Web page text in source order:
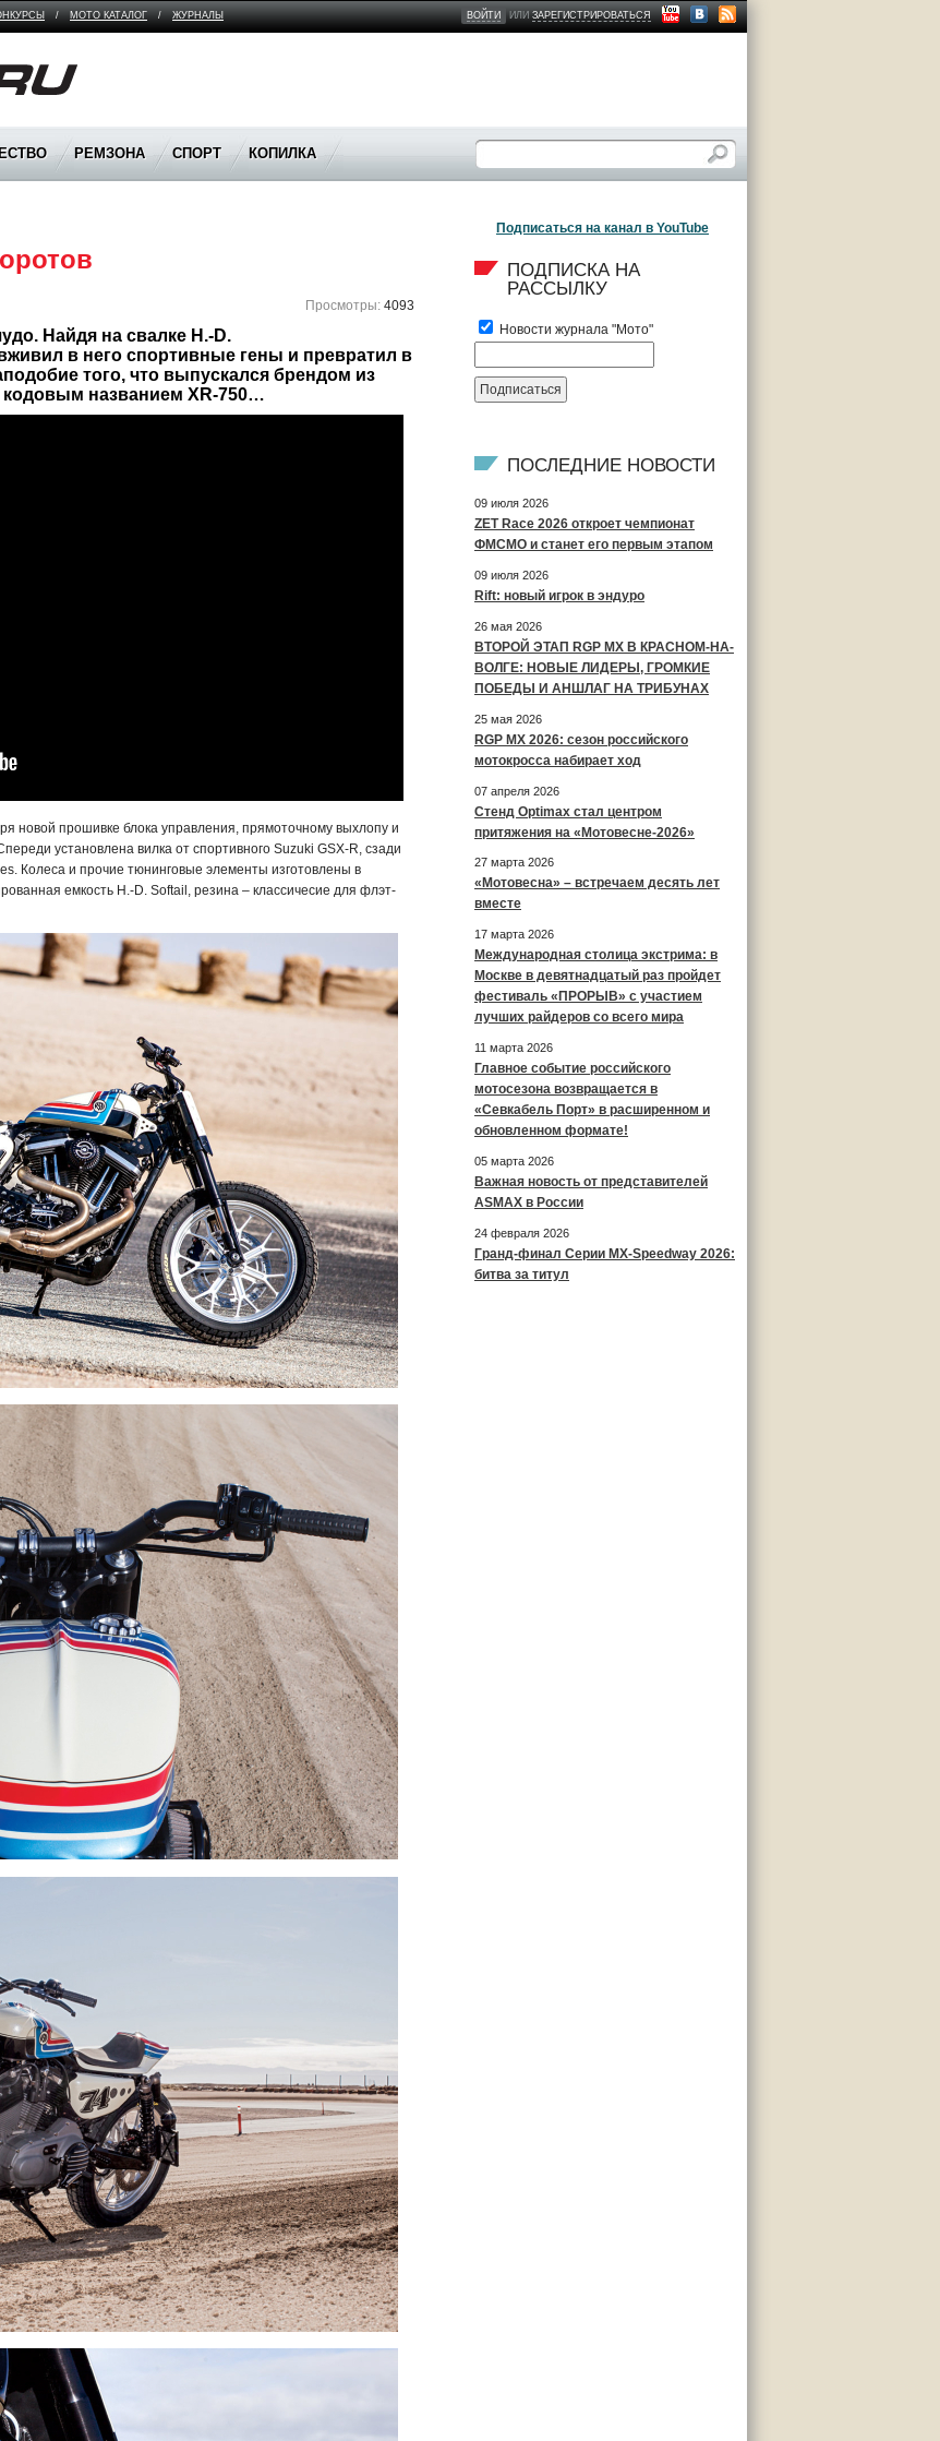
/ МОТО КАТАЛОГ / ЖУРНАЛЫ ВОЙТИ ИЛИЗАРЕГИСТРИРОВАТЬСЯ
РЕМЗОНА СПОРТ КОПИЛКА
Просмотры: 4093
Найдя на свалке H.-D.
в него спортивные гены и превратил в
того, что выпускался брендом из
кодовым названием XR-750…
новой прошивке блока управления, прямоточному выхлопу и
установлена вилка от спортивного Suzuki GSX-R, сзади
Колеса и прочие тюнинговые элементы изготовлены в
емкость H.-D. Softail, резина – классичесие для флэт-
Подписаться на канал в YouTube
ПОДПИСКА НА
РАССЫЛКУ
Новости журнала "Мото"
ПОСЛЕДНИЕ НОВОСТИ
09 июля 2026
ZET Race 2026 откроет чемпионат
ФМСМО и станет его первым этапом
09 июля 2026
Rift: новый игрок в эндуро
26 мая 2026
ВТОРОЙ ЭТАП RGP MX В КРАСНОМ-НА-
ВОЛГЕ: НОВЫЕ ЛИДЕРЫ, ГРОМКИЕ
ПОБЕДЫ И АНШЛАГ НА ТРИБУНАХ
25 мая 2026
RGP MX 2026: сезон российского
мотокросса набирает ход
07 апреля 2026
Стенд Optimax стал центром
притяжения на «Мотовесне-2026»
27 марта 2026
«Мотовесна» – встречаем десять лет
вместе
17 марта 2026
Международная столица экстрима: в
Москве в девятнадцатый раз пройдет
фестиваль «ПРОРЫВ» с участием
лучших райдеров со всего мира
11 марта 2026
Главное событие российского
мотосезона возвращается в
«Севкабель Порт» в расширенном и
обновленном формате!
05 марта 2026
Важная новость от представителей
ASMAX в России
24 февраля 2026
Гранд-финал Серии MX-Speedway 2026:
битва за титул